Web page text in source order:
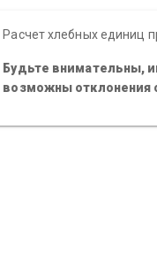
Расчет хлебных единиц
Будьте внимательны,
возможны отклонения